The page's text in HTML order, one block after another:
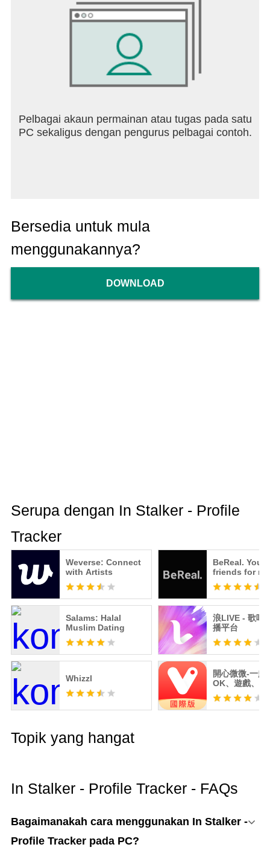
Pelbagai akaun permainan atau tugas pada satu
PC sekaligus dengan pengurus pelbagai contoh.
Bersedia untuk mula
menggunakannya?
DOWNLOAD
Serupa dengan In Stalker - Profile
Tracker
Weverse: Connect
with Artists
BeReal. Your
friends for
Salams: Halal
Muslim Dating
浪LIVE - 歌唱才藝直
播平台
Whizzl
開心微微-一起
OK、遊戲、聊
播、交友
Topik yang hangat
In Stalker - Profile Tracker - FAQs
Bagaimanakah cara menggunakan In Stalker -
Profile Tracker pada PC?